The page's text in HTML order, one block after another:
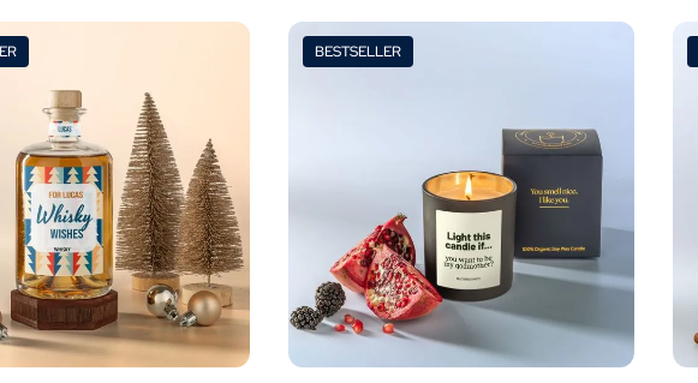
Alkohol
Ja € 0
BESTSELLER